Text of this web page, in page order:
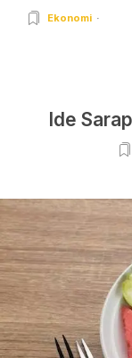
Ekonomi
Ide